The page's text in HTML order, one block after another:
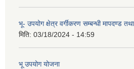
भू- उपयोग क्षेत्र वर्गीकरण सम्बन्धी मापदण्ड
मिति: 03/18/2024 - 14:59
भू उपयोग योजना